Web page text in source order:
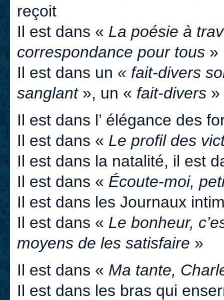
reçoit
Il est dans « La poésie à
correspondance pour tous»
Il est dans un « fait-divers
sanglant», un « fait-divers»
Il est dans l’ élégance des
Il est dans « Le profil des
Il est dans la natalité, il est
Il est dans « Écoute-moi,
Il est dans les Journaux
Il est dans « Le bonheur,
moyens de les satisfaire »
Il est dans « Ma tante,
Il est dans les bras qui